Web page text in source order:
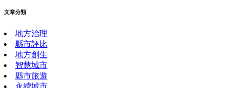
文章分類
地方治理
縣市評比
地方創生
智慧城市
縣市旅遊
永續城市